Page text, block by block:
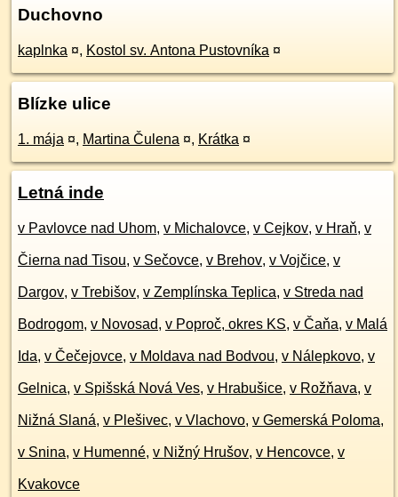
Duchovno
kaplnka ¤, Kostol sv. Antona Pustovníka ¤
Blízke ulice
1. mája ¤, Martina Čulena ¤, Krátka ¤
Letná inde
v Pavlovce nad Uhom, v Michalovce, v Cejkov, v Hraň, v
Čierna nad Tisou, v Sečovce, v Brehov, v Vojčice, v
Dargov, v Trebišov, v Zemplínska Teplica, v Streda nad
Bodrogom, v Novosad, v Poproč, okres KS, v Čaňa, v Malá
Ida, v Čečejovce, v Moldava nad Bodvou, v Nálepkovo, v
Gelnica, v Spišská Nová Ves, v Hrabušice, v Rožňava, v
Nižná Slaná, v Plešivec, v Vlachovo, v Gemerská Poloma,
v Snina, v Humenné, v Nižný Hrušov, v Hencovce, v
Kvakovce